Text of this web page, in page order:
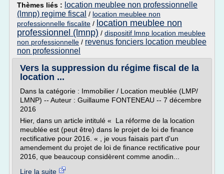
Thèmes liés : location meublee non professionnelle
(lmnp) regime fiscal / location meublee non
professionnelle fiscalite / location meublee non
professionnel (lmnp) / dispositif lmnp location meublee
non professionnelle / revenus fonciers location meublee
non professionnel
Vers la suppression du régime fiscal de la
location ...
Dans la catégorie : Immobilier / Location meublée (LMP/
LMNP) -- Auteur : Guillaume FONTENEAU -- 7 décembre
2016
Hier, dans un article intitulé « La réforme de la location
meublée est (peut être) dans le projet de loi de finance
rectificative pour 2016. « , je vous faisais part d'un
amendement du projet de loi de finance rectificative pour
2016, que beaucoup considèrent comme anodin...
Lire la suite